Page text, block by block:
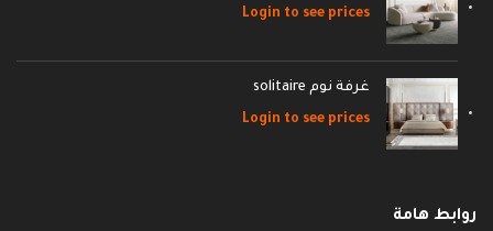
Login to see prices
غرفة نوم solitaire
Login to see prices
روابط هامة